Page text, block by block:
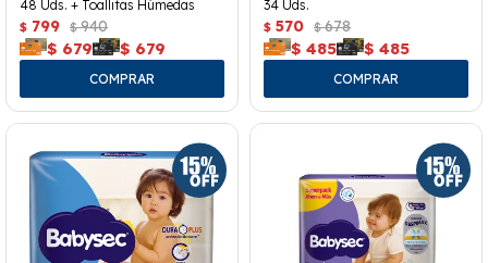
48 Uds. + Toallitas Húmedas
$ 799 $ 940
$ 679 $ 679
34 Uds.
$ 570 $ 678
$ 485 $ 485